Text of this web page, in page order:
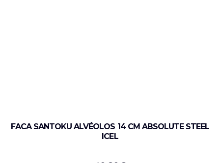
FACA SANTOKU ALVÉOLOS 14 CM ABSOLUTE STEEL
ICEL